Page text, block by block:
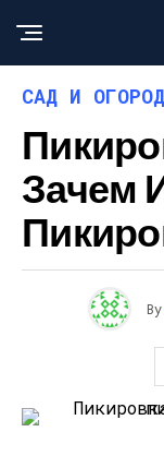
САД И ОГОРОД
Зачем
By